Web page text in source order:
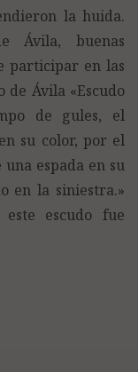
la huida.
Ávila, buenas
participar en las
de Ávila «Escudo
de gules, el
su color, por el
espada en su
en la siniestra.»
escudo fue